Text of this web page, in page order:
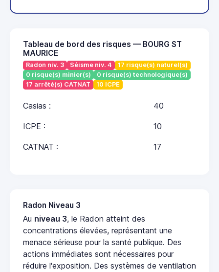
Tableau de bord des risques — BOURG ST
MAURICE
Radon niv. 3 Séisme niv. 4
17 risque(s) naturel(s)
0 risque(s) minier(s)
0 risque(s) technologique(s)
17 arrêté(s) CATNAT
10 ICPE
Casias : 40
ICPE : 10
CATNAT : 17
Radon Niveau 3
Au niveau 3, le Radon atteint des
concentrations élevées, représentant une
menace sérieuse pour la santé publique. Des
actions immédiates sont nécessaires pour
réduire l'exposition. Des systèmes de ventilation